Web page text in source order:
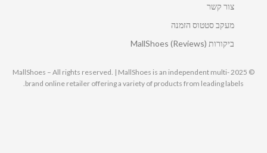
צור קשר
מעקב סטטוס הזמנה
ביקורות MallShoes (Reviews)
© 2025 MallShoes – All rights reserved. | MallShoes is an independent multi-
brand online retailer offering a variety of products from leading labels.